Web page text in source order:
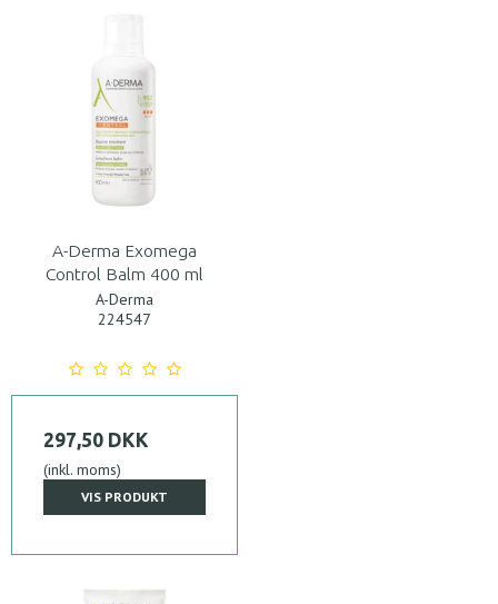
A-Derma Exomega
Control Balm 400 ml
A-Derma
224547
297,50 DKK
(inkl. moms)
VIS PRODUKT